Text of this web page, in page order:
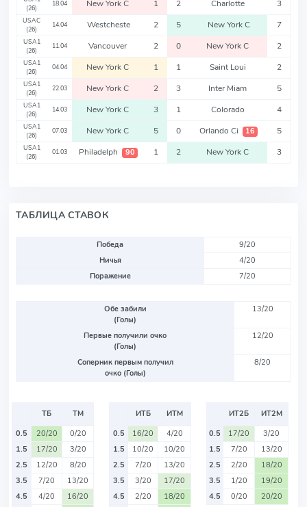
(26)
18.04 New York C 1 2 Charlotte 3
USAC
(26)
14.04 Westcheste 2 5 New York C 7
USA1
(26)
11.04 Vancouver 2 0 New York C 2
USA1
(26)
04.04 New York C 1 1 Saint Loui 2
USA1
(26)
22.03 New York C 2 3 Inter Miam 5
USA1
(26)
14.03 New York C 3 1 Colorado 4
USA1
(26)
07.03 New York C 5 0 Orlando Ci 16 5
USA1
(26)
01.03 Philadelph 90 1 2 New York C 3
ТАБЛИЦА СТАВОК
Победа
9/20
Ничья
4/20
Поражение
7/20
Обе забили
(Голы)
13/20
Первые получили очко
(Голы)
12/20
Соперник первым получил
очко (Голы)
8/20
ТБ
ТМ
0.5
20/20
0/20
1.5
17/20
3/20
2.5
12/20
8/20
3.5
7/20
13/20
4.5
4/20
16/20
ИТБ
ИТМ
0.5
16/20
4/20
1.5
10/20
10/20
2.5
7/20
13/20
3.5
3/20
17/20
4.5
2/20
18/20
ИТ2Б
ИТ2М
0.5
17/20
3/20
1.5
7/20
13/20
2.5
2/20
18/20
3.5
1/20
19/20
4.5
0/20 20/20